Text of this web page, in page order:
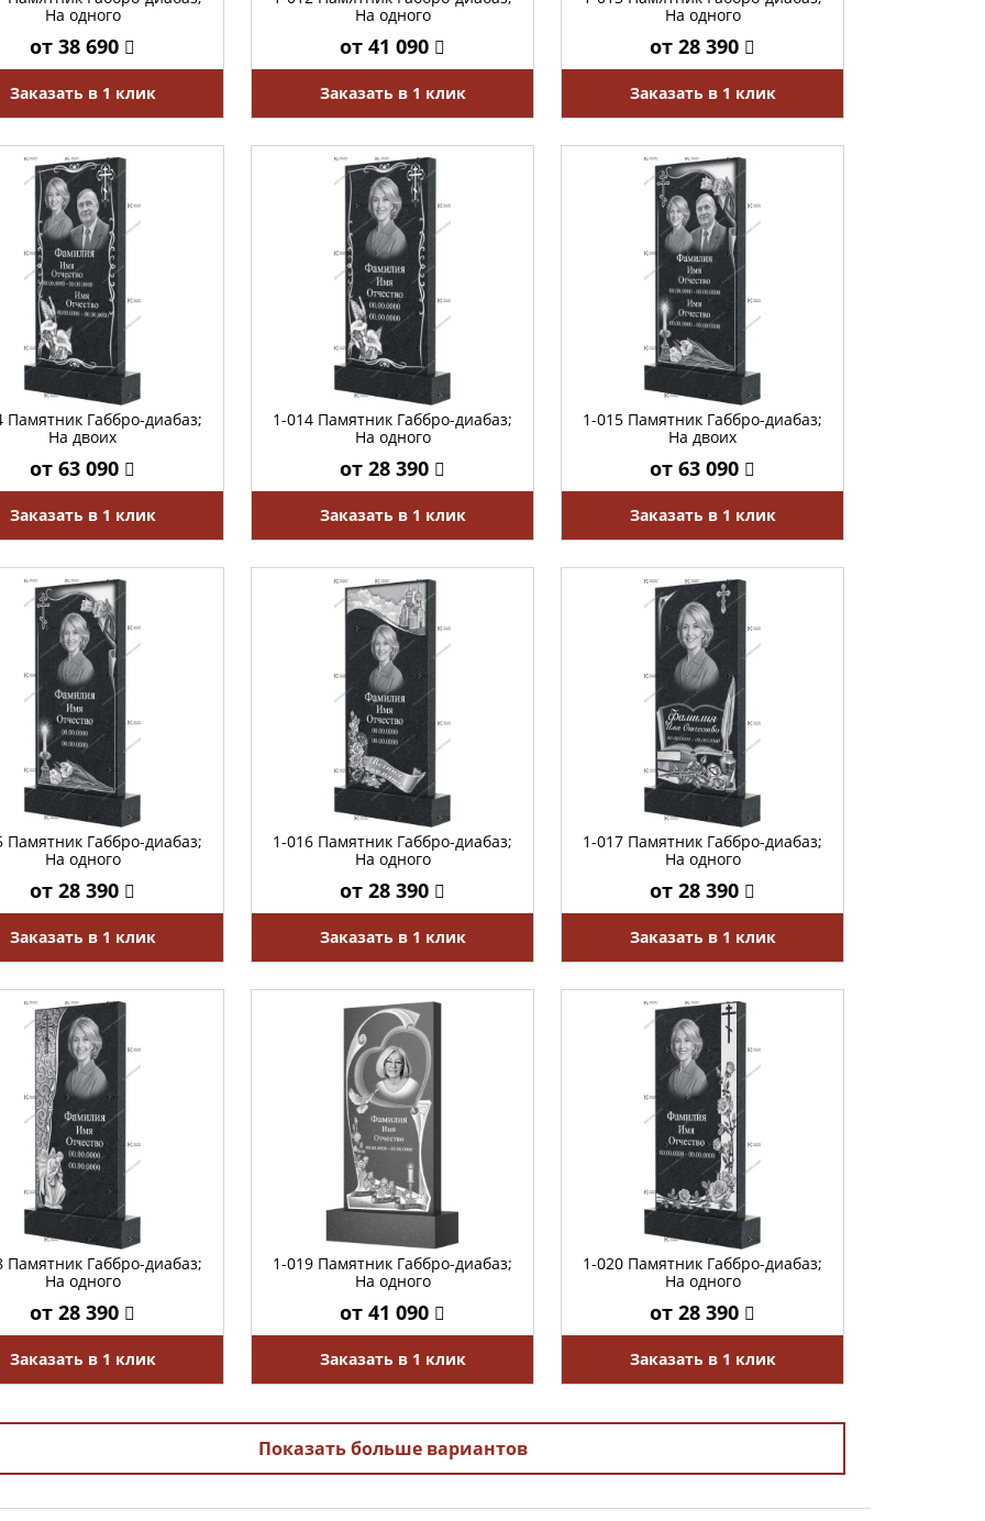
На одного
от 38 690
Заказать в 1 клик
На одного
от 41 090
Заказать в 1 клик
На одного
от 28 390
Заказать в 1 клик
Памятник Габбро-диабаз;
На двоих
от 63 090
Заказать в 1 клик
1-014 Памятник Габбро-диабаз;
На одного
от 28 390
Заказать в 1 клик
1-015 Памятник Габбро-диабаз;
На двоих
от 63 090
Заказать в 1 клик
Памятник Габбро-диабаз;
На одного
от 28 390
Заказать в 1 клик
1-016 Памятник Габбро-диабаз;
На одного
от 28 390
Заказать в 1 клик
1-017 Памятник Габбро-диабаз;
На одного
от 28 390
Заказать в 1 клик
Памятник Габбро-диабаз;
На одного
от 28 390
Заказать в 1 клик
1-019 Памятник Габбро-диабаз;
На одного
от 41 090
Заказать в 1 клик
1-020 Памятник Габбро-диабаз;
На одного
от 28 390
Заказать в 1 клик
Показать больше вариантов